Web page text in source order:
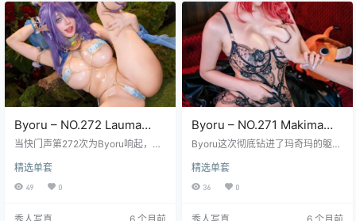
昧气息的场景吧：柔光笼罩的和
室，散落的蓬松靠垫就是她的诊疗
工具，Byoru穿着标志性的改装制
服，眼神时而狡黠时而关切，仿佛
下…
者烛光摇曳的窗棂旁，她披着那身
仿佛能吞噬光线的装束，眼神里有
故事在低语，指尖划过空气都带着
未完成的旋律，这63张高解析度硬
照加上31…
Byoru – NO.272 Lauma
[60P27V-3.78GB]
当快门声第272次为Byoru响起，这
夜传说里走出来的神秘存在。想象
一下，60张高分辨率正片加上27段
精选单套
49 0
Byoru – NO.271 Makima
[66P35V-4.08GB]
Byoru这次彻底钻进了玛奇玛的躯壳
甜味的压迫感几乎要从屏幕里渗出
来。暗红的发丝一丝不苟地盘着，
精选单套
36 0